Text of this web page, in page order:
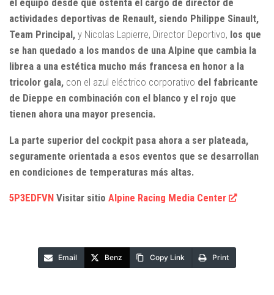
el equipo desde que ostenta el cargo de director de
actividades deportivas de Renault, siendo Philippe Sinault,
Team Principal, y Nicolas Lapierre, Director Deportivo, los que
se han quedado a los mandos de una Alpine que cambia la
librea a una estética mucho más francesa en honor a la
tricolor gala, con el azul eléctrico corporativo del fabricante
de Dieppe en combinación con el blanco y el rojo que
tienen ahora una mayor presencia.
La parte superior del cockpit pasa ahora a ser plateada,
seguramente orientada a esos eventos que se desarrollan
en condiciones de temperaturas más altas.
5P3EDFVN Visitar sitio Alpine Racing Media Center
Email Benz Copy Link Print